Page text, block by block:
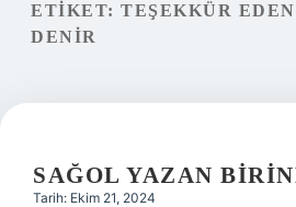
Yasal Uyarı
ETIKET: TEŞEKKÜR
DENIR
SAĞOL YAZAN
Tarih: Ekim 21, 2024